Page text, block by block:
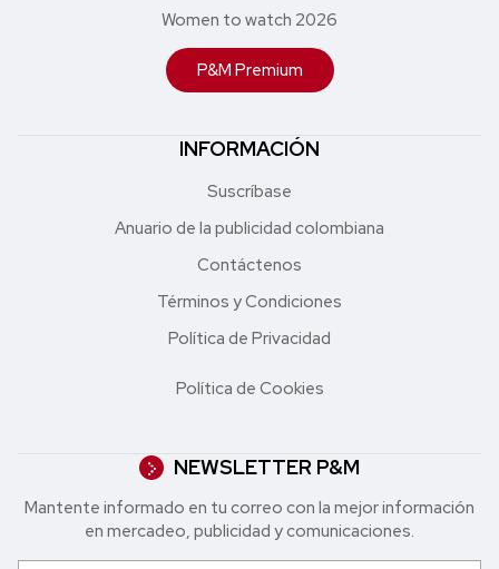
Women to watch 2026
P&M Premium
INFORMACIÓN
Suscríbase
Anuario de la publicidad colombiana
Contáctenos
Términos y Condiciones
Política de Privacidad
Política de Cookies
NEWSLETTER P&M
Mantente informado en tu correo con la mejor in formación
en mercadeo, publicidad y comunicaciones.